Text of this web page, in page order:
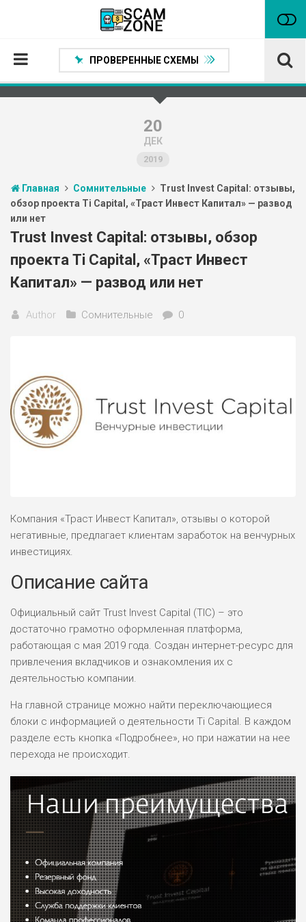
Проверенные способы заработка
Статьи
Партнеры
ПРОВЕРЕННЫЕ СХЕМЫ
20
ДЕК
2019
Главная Сомнительные
Trust Invest Capital: отзывы,
обзор проекта Ti Capital, «Траст Инвест Капитал» — развод
или нет
Trust Invest Capital: отзывы, обзор
проекта Ti Capital, «Траст Инвест
Капитал» — развод или нет
Author Сомнительные 0
Компания «Траст Инвест Капитал», отзывы о которой
негативные, предлагает клиентам заработок на венчурных
инвестициях.
Описание сайта
Официальный сайт Trust Invest Capital (TIC) – это
достаточно грамотно оформленная платформа,
работающая с мая 2019 года. Создан интернет-ресурс для
привлечения вкладчиков и ознакомления их с
деятельностью компании.
На главной странице можно найти переключающиеся
блоки с информацией о деятельности Ti Capital. В каждом
разделе есть кнопка «Подробнее», но при нажатии на нее
перехода не происходит.